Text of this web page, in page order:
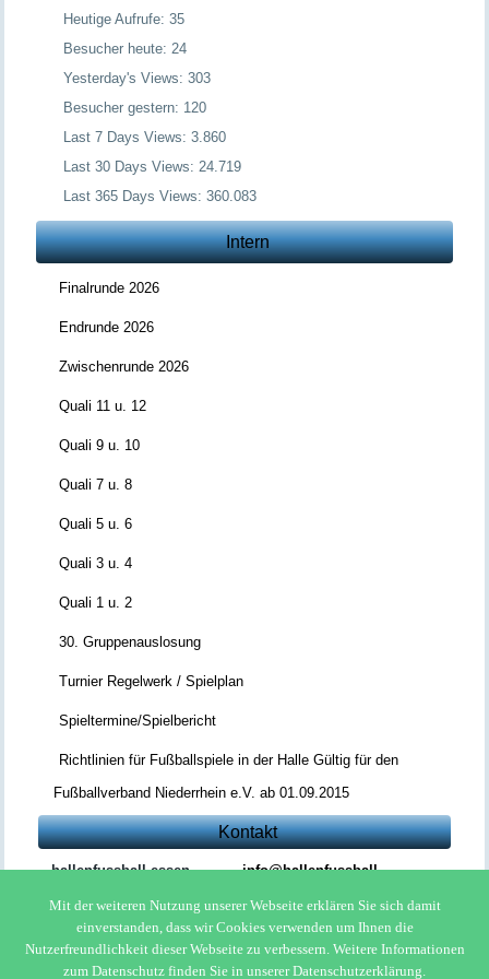
Heutige Aufrufe:35
Besucher heute: 24
Yesterday's Views:303
Besucher gestern: 120
Last 7 Days Views:3.860
Last 30 Days Views: 24.719
Last 365 Days Views:360.083
Intern
Finalrunde 2026
Endrunde 2026
Zwischenrunde 2026
Quali 11 u. 12
Quali 9 u. 10
Quali 7 u. 8
Quali 5 u. 6
Quali 3 u. 4
Quali 1 u. 2
30. Gruppenauslosung
Turnier Regelwerk / Spielplan
Spieltermine/Spielbericht
Richtlinien für Fußballspiele in der Halle Gültig für den
Fußballverband Niederrhein e.V. ab 01.09.2015
Kontakt
hallenfussball-esseninfo@hallenfussball-
Annastr. 38
45130 Essen
Mit der weiteren Nutzung unserer Webseite erklären Sie sich damit
einverstanden, dass wir Cookies verwenden um Ihnen die
Nutzerfreundlichkeit dieser Webseite zu verbessern. Weitere Informationen
zum Datenschutz finden Sie in unserer Datenschutzerklärung.